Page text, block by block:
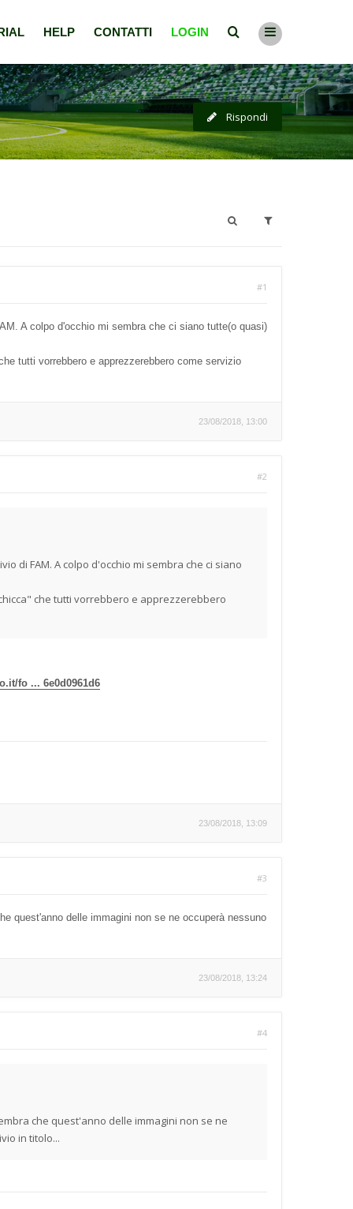
HELP CONTATTI LOGIN
Rispondi
#1
A colpo d'occhio mi sembra che ci siano tutte(o quasi)
tutti vorrebbero e apprezzerebbero come servizio
23/08/2018, 13:00
#2
di FAM. A colpo d'occhio mi sembra che ci siano
che tutti vorrebbero e apprezzerebbero
fo ... 6e0d0961d6
23/08/2018, 13:09
#3
quest'anno delle immagini non se ne occuperà nessuno
23/08/2018, 13:24
#4
che quest'anno delle immagini non se ne
in titolo...